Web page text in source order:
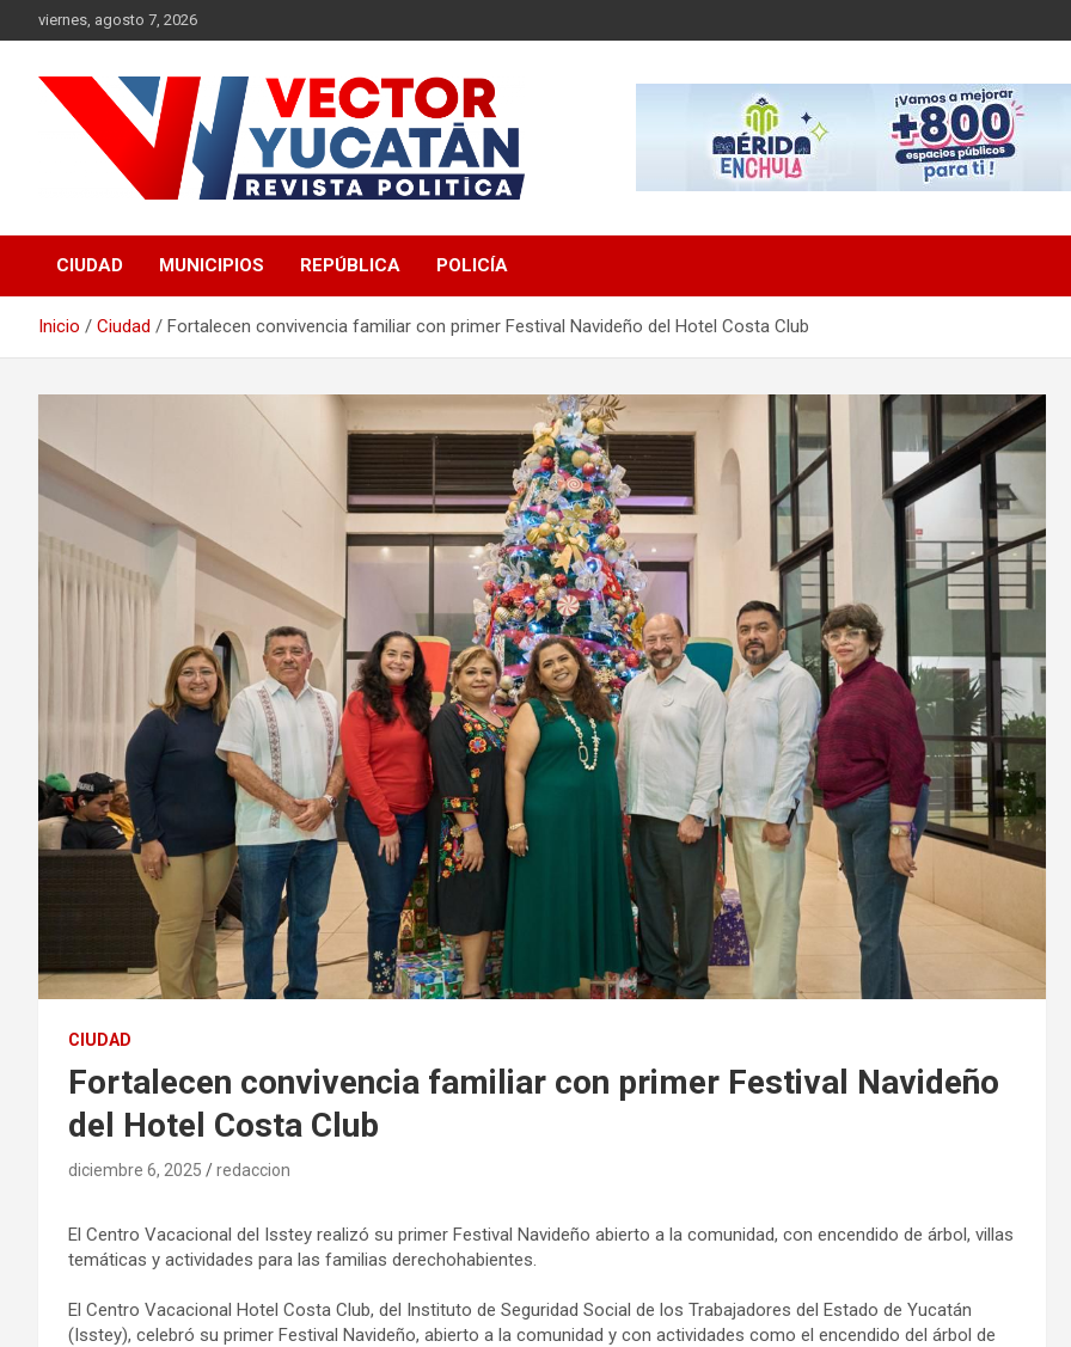
al
viernes, agosto 7, 2026
Vector Yucatán
CIUDAD MUNICIPIOS REPÚBLICA POLICÍA
Inicio Ciudad Fortalecen convivencia familiar con primer Festival Navideño del Hotel Costa Club
CIUDAD
Fortalecen convivencia familiar con primer Festival Navideño
del Hotel Costa Club
diciembre 6, 2025 redaccion
El Centro Vacacional del Isstey realizó su primer Festival Navideño abierto a la comunidad, con encendido de árbol, villas
temáticas y actividades para las familias derechohabientes.
El Centro Vacacional Hotel Costa Club, del Instituto de Seguridad Social de los Trabajadores del Estado de Yucatán
(Isstey), celebró su primer Festival Navideño, abierto a la comunidad y con actividades como el encendido del árbol de